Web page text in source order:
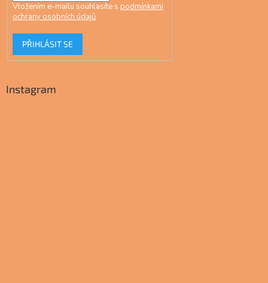
Vložením e-mailu souhlasíte s podmínkami
ochrany osobních údajů
PŘIHLÁSIT SE
Instagram